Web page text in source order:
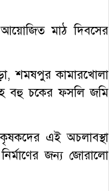
মাঠ দিবসের
শমষপুর কামারখোলা
বহু চকের ফসলি জমি
এই অচলাবস্থা
জন্য জোরালো